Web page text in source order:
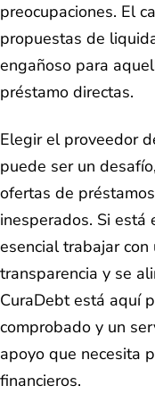
preocupaciones. El
propuestas de
engañoso para
préstamo directas.
Elegir el proveedor
puede ser un
ofertas de
inesperados. Si está
esencial trabajar
transparencia y se
CuraDebt está aquí
comprobado y un
apoyo que necesita
financieros.